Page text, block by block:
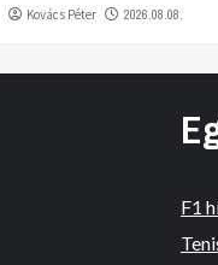
Kovács Péter 2026.08.08.
F1